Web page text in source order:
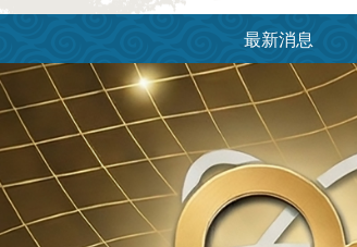
最新消息
:::